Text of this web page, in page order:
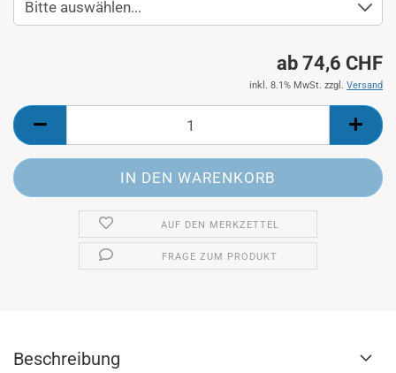
ab 74,6 CHF
inkl. 8.1% MwSt. zzgl. Versand
AUF DEN MERKZETTEL
FRAGE ZUM PRODUKT
Beschreibung